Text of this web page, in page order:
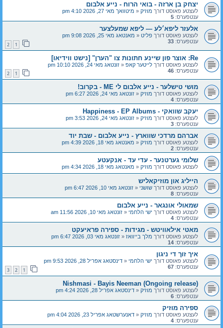
יצחק בן ארזה - בואי הרוח - נייע אלבום
לעצטע פאוסט דורך מוזיק « מיטוואך מאי 27, 2026 4:10 pm
ענטפערס: 5
אלעזר ליפא׳לע — ליפא שמעלצער
לעצטע פאוסט דורך פליט « מאנטאג מאי 25, 2026 9:08 pm
ענטפערס: 33
1
2
Re: אוצר פון שיינע חתונות צו "הערן" [נישט ווידיאו]
לעצטע פאוסט דורך לייטער קאפ « זונטאג מאי 24, 2026 10:10 pm
ענטפערס: 46
1
2
מושי טישלער - נייע אלבום לי ME - בקרוב!
לעצטע פאוסט דורך מוזיק « זונטאג מאי 24, 2026 6:27 pm
ענטפערס: 4
יעקב שוואקי - Happiness - EP Albums
לעצטע פאוסט דורך מוזיק « זונטאג מאי 24, 2026 3:53 pm
ענטפערס: 3
אברהם מרדכי שווארץ - נייע אלבום - שבת יוד
לעצטע פאוסט דורך מוזיק « מאנטאג מאי 18, 2026 4:39 pm
ענטפערס: 2
שלומי גערטנער - עדי עד - אנקעטע
לעצטע פאוסט דורך מוזיק « מאנטאג מאי 18, 2026 4:34 pm
הייליג און מוזיקאליש
לעצטע פאוסט דורך שושני « זונטאג מאי 10, 2026 6:47 pm
ענטפערס: 8
שמאולי אונגאר - נייע אלבום
לעצטע פאוסט דורך ישי הלחמי « זונטאג מאי 10, 2026 11:56 am
ענטפערס: 4
מאטי אילאוויטש - מגידות - ספירה פראיעקט
לעצטע פאוסט דורך מלך בייוואז « זונטאג מאי 03, 2026 6:47 pm
ענטפערס: 14
איך זוך די ניגון
לעצטע פאוסט דורך ישי הלחמי « דינסטאג אפריל 28, 2026 9:53 pm
ענטפערס: 67
1
2
3
Nishmasi - Bayis Neeman (Ongoing release)
לעצטע פאוסט דורך מוזיק « דינסטאג אפריל 28, 2026 4:24 pm
ענטפערס: 6
ספירה מוזיק
לעצטע פאוסט דורך מוזיק « דאנערשטאג אפריל 23, 2026 4:04 pm
ענטפערס: 4